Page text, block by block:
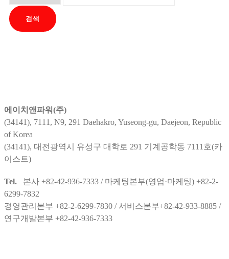
검색
에이치앤파워(주)
(34141), 7111, N9, 291 Daehakro, Yuseong-gu, Daejeon, Republic
of Korea
(34141), 대전광역시 유성구 대학로 291 기계공학동 7111호(카
이스트)
Tel. 본사 +82-42-936-7333 / 마케팅본부(영업·마케팅) +82-2-
6299-7832
경영관리본부 +82-2-6299-7830 / 서비스본부+82-42-933-8885 /
연구개발본부 +82-42-936-7333